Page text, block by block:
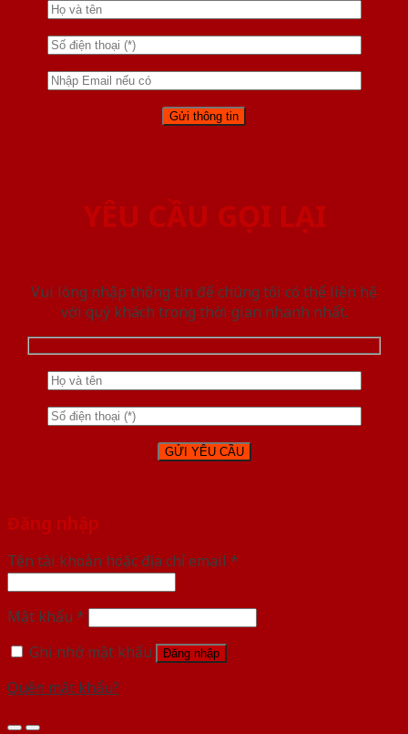
YÊU CẦU GỌI LẠI
Vui lòng nhập thông tin để chúng tôi có thể liên hệ
với quý khách trong thời gian nhanh nhất.
Đăng nhập
Tên tài khoản hoặc địa chỉ email *
Mật khẩu *
Ghi nhớ mật khẩu
Đăng nhập
Quên mật khẩu?